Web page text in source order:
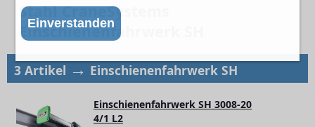
Einverstanden
Stahl CraneSystems
Einschienenfahrwerk SH
3 Artikel → Einschienenfahrwerk SH
Einschienenfahrwerk SH 3008-20
4/1 L2